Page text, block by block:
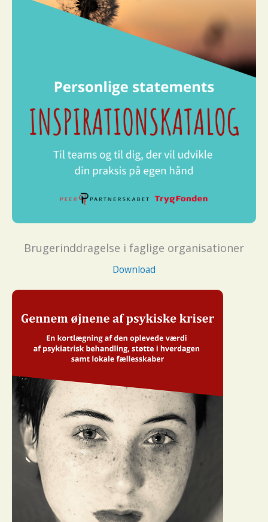
Brugerinddragelse i faglige organisationer
Download